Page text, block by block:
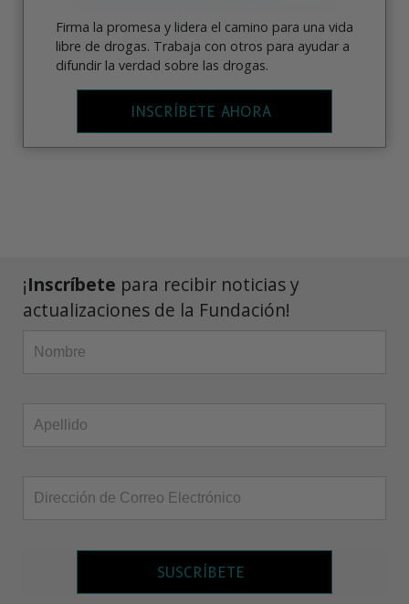
Firma la promesa y lidera el camino para una vida
libre de drogas. Trabaja con otros para ayudar a
difundir la verdad sobre las drogas.
INSCRÍBETE AHORA
¡Inscríbete para recibir noticias y
actualizaciones de la Fundación!
SUSCRÍBETE